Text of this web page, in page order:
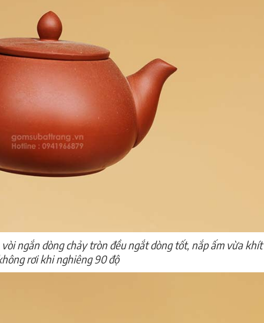
ngắn dòng chảy tròn đều ngắt dòng tốt, nắp ấm vừa khít
rơi khi nghiêng 90 độ